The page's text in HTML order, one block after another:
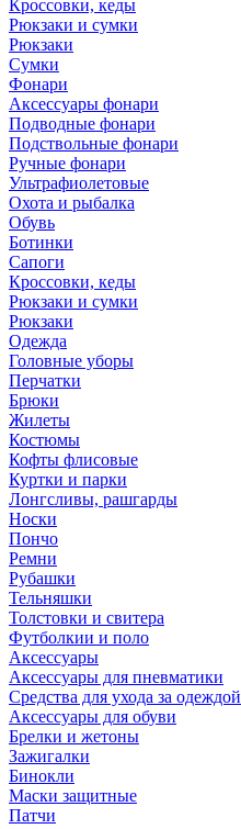
Кроссовки, кеды
Рюкзаки и сумки
Рюкзаки
Сумки
Фонари
Аксессуары фонари
Подводные фонари
Подствольные фонари
Ручные фонари
Ультрафиолетовые
Охота и рыбалка
Обувь
Ботинки
Сапоги
Кроссовки, кеды
Рюкзаки и сумки
Рюкзаки
Одежда
Головные уборы
Перчатки
Брюки
Жилеты
Костюмы
Кофты флисовые
Куртки и парки
Лонгсливы, рашгарды
Носки
Пончо
Ремни
Рубашки
Тельняшки
Толстовки и свитера
Футболкии и поло
Аксессуары
Аксессуары для пневматики
Средства для ухода за одеждой
Аксессуары для обуви
Брелки и жетоны
Зажигалки
Бинокли
Маски защитные
Патчи